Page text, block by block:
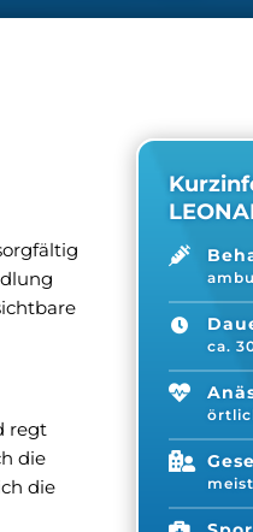
regt
die
die

ca.

